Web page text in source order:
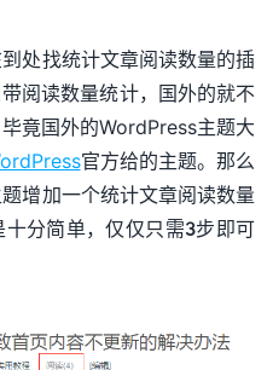
处找统计文章阅读数量的插
阅读数量统计，国外的就不
竟国外的WordPress主题大
官方给的主题。那么
增加一个统计文章阅读数量
分简单，仅仅只需3步即可